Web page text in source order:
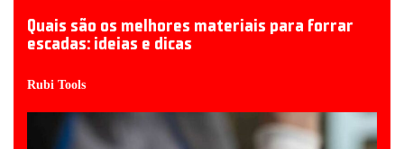
Quais são os melhores materiais para forrar
escadas: ideias e dicas
Rubi Tools